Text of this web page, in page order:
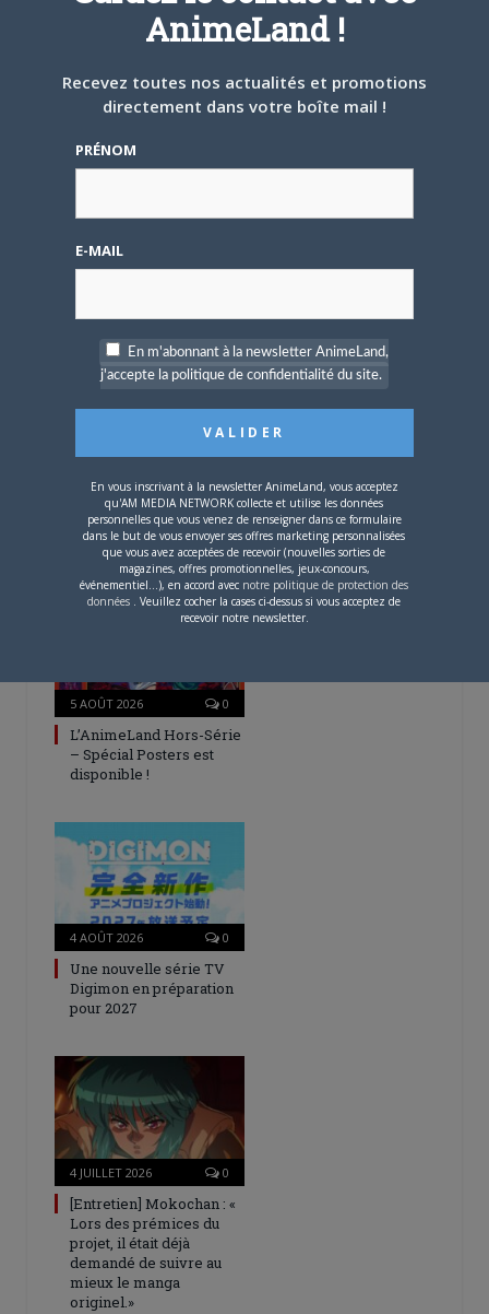
Cliquez
Twitter(ouvre
une
fenêtre)
Cliquez
Facebook(ouvre
fenêtre)
Cliquez
Google+
nouvelle
PARLEZ-EN À VOS AMIS !
Tumblr
Email
A PROPOS DE L'AUTEUR
ARTICLES LIÉS
5 AOÛT 2026 0
L’AnimeLand Hors-Série
– Spécial Posters est
disponible !
4 AOÛT 2026 0
Une nouvelle série TV
Digimon en préparation
pour 2027
4 JUILLET 2026 0
[Entretien] Mokochan : «
Lors des prémices du
projet, il était déjà
demandé de suivre au
mieux le manga
originel.»
AnimeLand !
Recevez toutes nos actualités et promotions
directement dans votre boîte mail !
PRÉNOM
E-MAIL
En m'abonnant à la newsletter AnimeLand,
j'accepte la politique de confidentialité du site.
En vous inscrivant à la newsletter AnimeLand, vous acceptez
qu'AM MEDIA NETWORK collecte et utilise les données
personnelles que vous venez de renseigner dans ce formulaire
dans le but de vous envoyer ses offres marketing personnalisées
que vous avez acceptées de recevoir (nouvelles sorties de
magazines, offres promotionnelles, jeux-concours,
événementiel...), en accord avec notre politique de protection des
données . Veuillez cocher la cases ci-dessus si vous acceptez de
recevoir notre newsletter.